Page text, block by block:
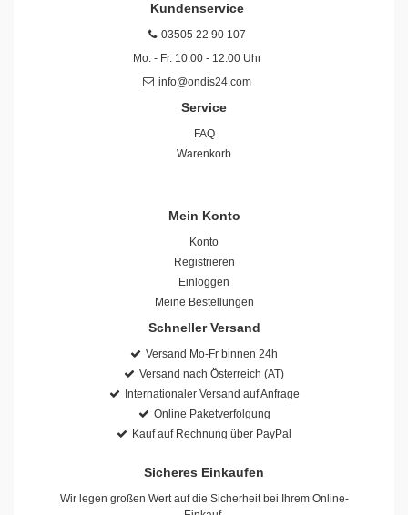
Kundenservice
03505 22 90 107
Mo. - Fr. 10:00 - 12:00 Uhr
info@ondis24.com
Service
FAQ
Warenkorb
Mein Konto
Konto
Registrieren
Einloggen
Meine Bestellungen
Schneller Versand
Versand Mo-Fr binnen 24h
Versand nach Österreich (AT)
Internationaler Versand auf Anfrage
Online Paketverfolgung
Kauf auf Rechnung über PayPal
Sicheres Einkaufen
Wir legen großen Wert auf die Sicherheit bei Ihrem Online-